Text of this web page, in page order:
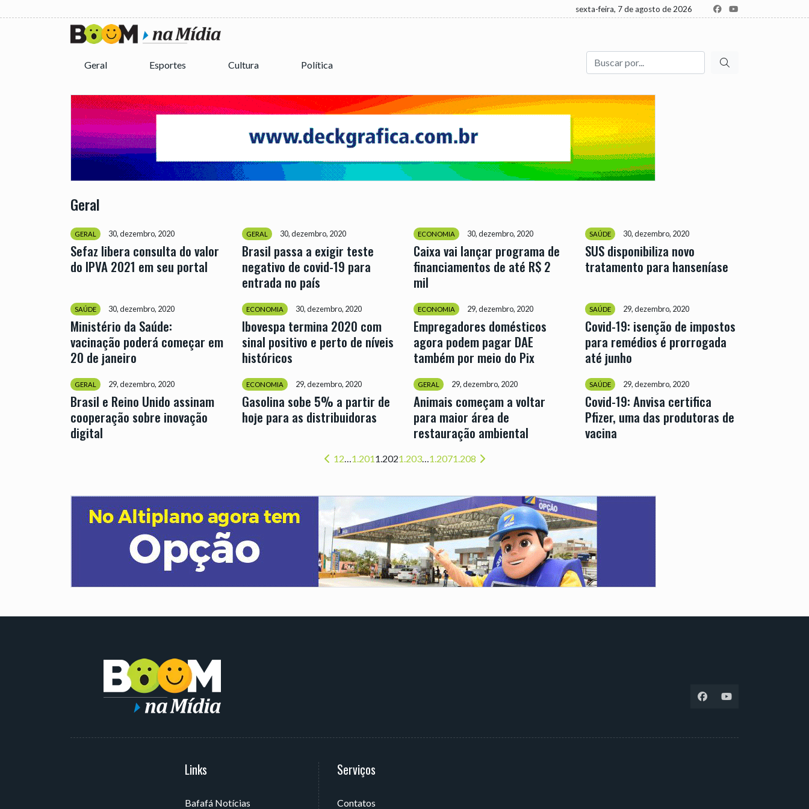
sexta-feira, 7 de agosto de 2026
Geral Esportes Cultura Política
Buscar
Geral
GERAL 30, dezembro, 2020
Sefaz libera consulta do valor
do IPVA 2021 em seu portal
GERAL 30, dezembro, 2020
Brasil passa a exigir teste
negativo de covid-19 para
entrada no país
ECONOMIA 30, dezembro, 2020
Caixa vai lançar programa de
financiamentos de até R$ 2
mil
SAÚDE 30, dezembro, 2020
SUS disponibiliza novo
tratamento para hanseníase
SAÚDE 30, dezembro, 2020
Ministério da Saúde:
vacinação poderá começar em
20 de janeiro
ECONOMIA 30, dezembro, 2020
Ibovespa termina 2020 com
sinal positivo e perto de níveis
históricos
ECONOMIA 29, dezembro, 2020
Empregadores domésticos
agora podem pagar DAE
também por meio do Pix
SAÚDE 29, dezembro, 2020
Covid-19: isenção de impostos
para remédios é prorrogada
até junho
GERAL 29, dezembro, 2020
Brasil e Reino Unido assinam
cooperação sobre inovação
digital
ECONOMIA 29, dezembro, 2020
Gasolina sobe 5% a partir de
hoje para as distribuidoras
GERAL 29, dezembro, 2020
Animais começam a voltar
para maior área de
restauração ambiental
SAÚDE 29, dezembro, 2020
Covid-19: Anvisa certifica
Pfizer, uma das produtoras de
vacina
12…1.2011.2021.203…1.2071.208
Links
Bafafá Notícias
Serviços
Contatos
Serviços
Av. Rui Barbosa, 405 - Torre, João Pessoa - PB, Brasil